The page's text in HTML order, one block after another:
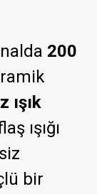
200
ışık
ışığı
bir